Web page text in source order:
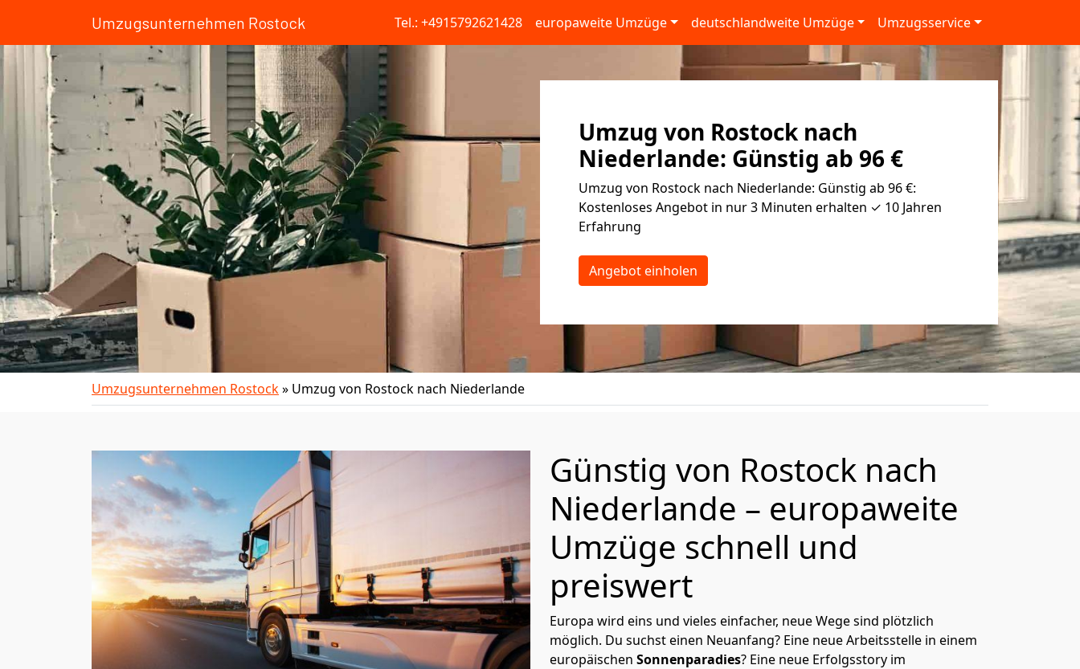
Umzugsunternehmen Rostock Tel.: +4915792621428 europaweite Umzüge deutschlandweite Umzüge Umzugsservice
Umzug von Rostock nach
Niederlande: Günstig ab 96 €
Umzug von Rostock nach Niederlande: Günstig ab 96 €:
Kostenloses Angebot in nur 3 Minuten erhalten ✓ 10 Jahren
Erfahrung
Angebot einholen
Umzugsunternehmen Rostock» Umzug von Rostock nach Niederlande
Günstig von Rostock nach
Niederlande – europaweite
Umzüge schnell und
preiswert
Europa wird eins und vieles einfacher, neue Wege sind plötzlich
möglich. Du suchst einen Neuanfang? Eine neue Arbeitsstelle in einem
europäischen Sonnenparadies? Eine neue Erfolgsstory im